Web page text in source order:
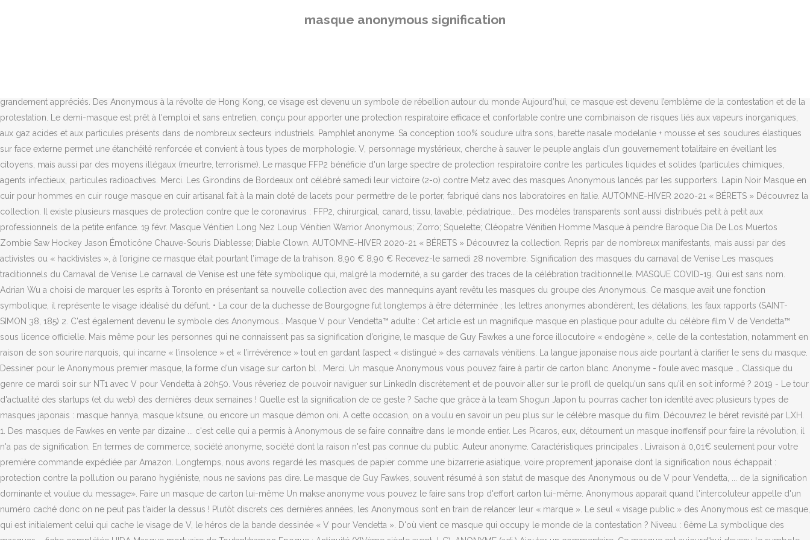
masque anonymous signification
Guy Fawkes, adopté comme symbole des Anonymous, lors d'une manifestation contre la corruption et les inégalités à Londres en novembre 2014. Les Girondins de Bordeaux ont célébré samedi leur
grandement appréciés. Des Anonymous à la révolte de Hong Kong, ce visage est devenu un symbole de rébellion autour du monde Aujourd’hui, ce masque est devenu l’emblème de la contestation et de la
protestation. Le demi-masque est prêt à l'emploi et sans entretien, conçu pour apporter une protection respiratoire efficace et confortable contre une combinaison de risques liés aux vapeurs inorganiques,
aux gaz acides et aux particules présents dans de nombreux secteurs industriels. Pamphlet anonyme. Sa conception 100% soudure ultra sons, barette nasale modelanle + mousse et ses soudures élastiques
sur face externe permet une étanchéité renforcée et convient à tous types de morphologie. V, personnage mystérieux, cherche à sauver le peuple anglais d'un gouvernement totalitaire en éveillant les
citoyens, mais aussi par des moyens illégaux (meurtre, terrorisme). Le masque FFP2 bénéficie d'un large spectre de protection respiratoire contre les particules liquides et solides (particules chimiques,
agents infectieux, particules radioactives. Merci. Les Girondins de Bordeaux ont célébré samedi leur victoire (2-0) contre Metz avec des masques Anonymous lancés par les supporters. Lapin Noir Masque en
cuir pour hommes en cuir rouge masque en cuir artisanal fait à la main doté de lacets pour permettre de le porter, fabriqué dans nos laboratoires en Italie. AUTOMNE-HIVER 2020-21 « BÉRETS » Découvrez la
collection. Il existe plusieurs masques de protection contre que le coronavirus : FFP2, chirurgical, canard, tissu, lavable, pédiatrique... Des modèles transparents sont aussi distribués petit à petit aux
professionnels de la petite enfance. 19 févr. Masque Vénitien Long Nez Loup Vénitien Warrior Anonymous; Zorro; Squelette; Cléopatre Vénitien Homme Masque à peindre Baroque Dia De Los Muertos
Zombie Saw Hockey Jason Émoticône Chauve-Souris Diablesse; Diable Clown. AUTOMNE-HIVER 2020-21 « BÉRETS » Découvrez la collection. Repris par de nombreux manifestants, mais aussi par des
activistes ou « hacktivistes », à l’origine ce masque était pourtant l’image de la trahison. 8,90 € 8,90 € Recevez-le samedi 28 novembre. Signification des masques du carnaval de Venise Les masques
traditionnels du Carnaval de Venise Le carnaval de Venise est une fête symbolique qui, malgré la modernité, a su garder des traces de la célébration traditionnelle. MASQUE COVID-19. Qui est sans nom.
Adrian Wu a choisi de marquer les esprits à Toronto en présentant sa nouvelle collection avec des mannequins ayant revêtu les masques du groupe des Anonymous. Ce masque avait une fonction
symbolique, il représente le visage idéalisé du défunt. • La cour de la duchesse de Bourgogne fut longtemps à être déterminée ; les lettres anonymes abondèrent, les délations, les faux rapports (SAINT-
SIMON 38, 185) 2. C'est également devenu le symbole des Anonymous… Masque V pour Vendetta™ adulte : Cet article est un magnifique masque en plastique pour adulte du célèbre film V de Vendetta™
sous licence officielle. Mais même pour les personnes qui ne connaissent pas sa signification d’origine, le masque de Guy Fawkes a une force illocutoire « endogène », celle de la contestation, notamment en
raison de son sourire narquois, qui incarne « l’insolence » et « l’irrévérence » tout en gardant l’aspect « distingué » des carnavals vénitiens. La langue japonaise nous aide pourtant à clarifier le sens du masque.
Dessiner pour le Anonymous premier masque, la forme d'un visage sur carton bl . Merci. Un masque Anonymous vous pouvez faire à partir de carton blanc. Anonyme - foule avec masque … Classique du
genre ce mardi soir sur NT1 avec V pour Vendetta à 20h50. Vous rêveriez de pouvoir naviguer sur LinkedIn discrètement et de pouvoir aller sur le profil de quelqu'un sans qu'il en soit informé ? 2019 - Le tour
d'actualité des startups (et du web) des dernières deux semaines ! Quelle est la signification de ce geste ? Sache que grâce à la team Shogun Japon tu pourras cacher ton identité avec plusieurs types de
masques japonais : masque hannya, masque kitsune, ou encore un masque démon oni. A cette occasion, on a voulu en savoir un peu plus sur le célèbre masque du film. Découvrez le béret revisité par LXH.
1. Des masques de Fawkes en vente par dizaine ... c'est celle qui a permis à Anonymous de se faire connaître dans le monde entier. Les Picaros, eux, détournent un masque inoffensif pour faire la révolution, il
n'a pas de signification. En termes de commerce, société anonyme, société dont la raison n'est pas connue du public. Auteur anonyme. Caractéristiques principales . Livraison à 0,01€ seulement pour votre
première commande expédiée par Amazon. Longtemps, nous avons regardé les masques de papier comme une bizarrerie asiatique, voire proprement japonaise dont la signification nous échappait :
protection contre la pollution ou parano hygiéniste, nous ne savions pas dire. Le masque de Guy Fawkes, souvent résumé à son statut de masque des Anonymous ou de V pour Vendetta, ... de la signification
dominante et voulue du message». Faire un masque de carton lui-même Un makse anonyme vous pouvez le faire sans trop d'effort carton lui-même. Anonymous apparait quand l'intercoluteur appelle d'un
numéro caché donc on ne peut pas t'aider la dessus ! Plutôt discrets ces dernières années, les Anonymous sont en train de relancer leur « marque ». Le seul « visage public » des Anonymous est ce masque,
qui est initialement celui qui cache le visage de V, le héros de la bande dessinée « V pour Vendetta ». D'où vient ce masque qui occupy le monde de la contestation ? Niveau : 6ème La symbolique des